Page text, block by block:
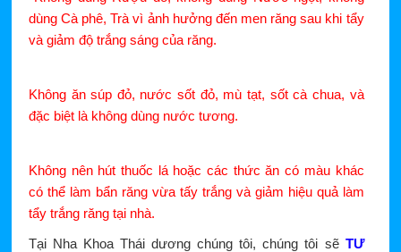
dùng Cà phê, Trà vì ảnh hưởng đến men răng sau khi tẩy
và giảm độ trắng sáng của răng.
Không ăn súp đỏ, nước sốt đỏ, mù tạt, sốt cà chua, và
đặc biệt là không dùng nước tương.
Không nên hút thuốc lá hoặc các thức ăn có màu khác
có thể làm bẩn răng vừa tấy trắng và giảm hiệu quả làm
tẩy trắng răng tại nhà.
Tại Nha Khoa Thái dương chúng tôi, chúng tôi sẽ TƯ